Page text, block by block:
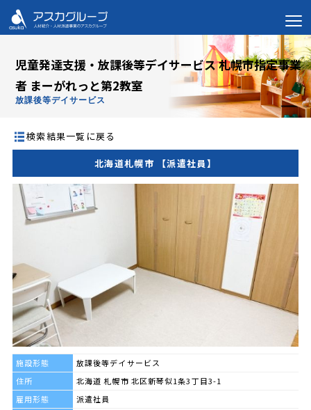
児童発達支援・放課後等デイサービス 札幌市指定事業
者 まーがれっと第2教室
放課後等デイサービス
検索結果一覧に戻る
北海道札幌市 【派遣社員】
施設形態
放課後等デイサービス
住所
北海道 札幌市 北区新琴似1条3丁目3-1
雇用形態
派遣社員